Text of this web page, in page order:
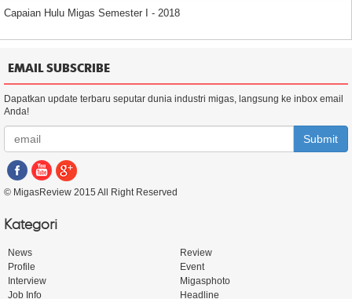
Capaian Hulu Migas Semester I - 2018
EMAIL SUBSCRIBE
Dapatkan update terbaru seputar dunia industri migas, langsung ke inbox email
Anda!
Submit
© MigasReview 2015 All Right Reserved
Kategori
News
Review
Profile
Event
Interview
Migasphoto
Job Info
Headline